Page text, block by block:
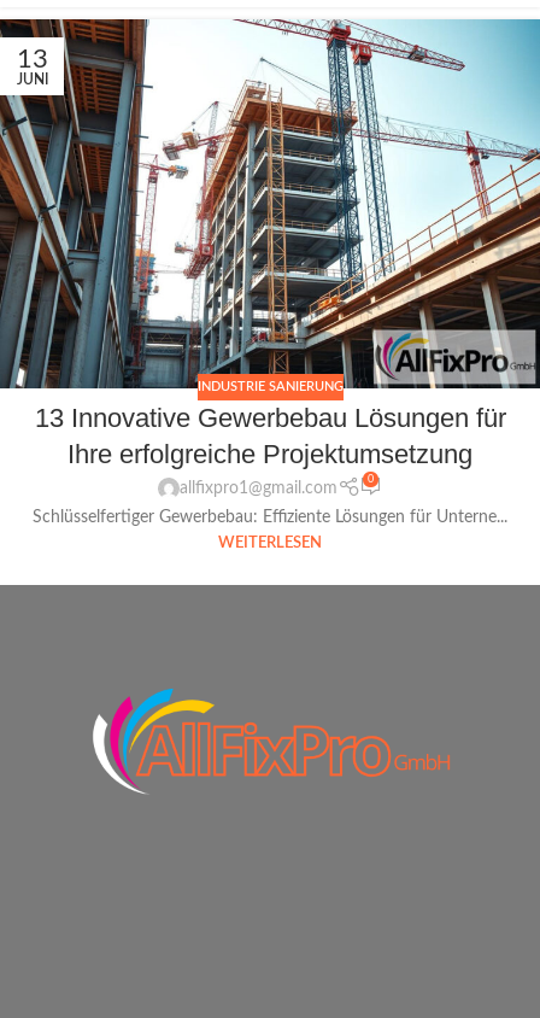
13
JUNI
INDUSTRIE SANIERUNG
13 Innovative Gewerbebau Lösungen für
Ihre erfolgreiche Projektumsetzung
allfixpro1@gmail.com
0
Schlüsselfertiger Gewerbebau: Effiziente Lösungen für Unterne...
WEITERLESEN